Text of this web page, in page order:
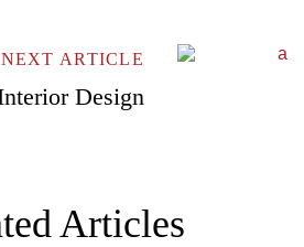
NEXT ARTICLE
Design
Articles